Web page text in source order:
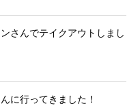
さんでテイクアウトしまし
に行ってきました！